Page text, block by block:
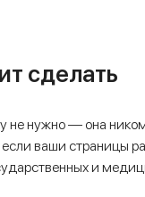
сделать
не нужно — она
ваши страницы
и